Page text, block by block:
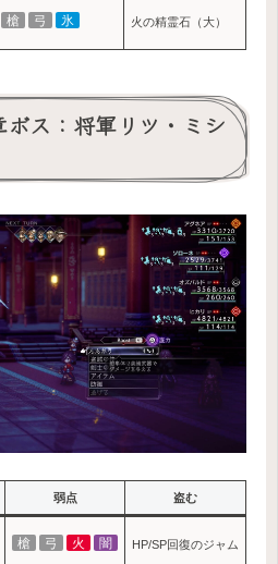
槍 弓 氷 火の精霊石（大）
ス：将軍リツ・ミシ
弱点 盗む
槍 弓 火 闇 HP/SP回復のジャム